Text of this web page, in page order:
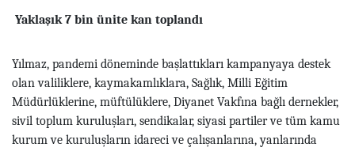
Yaklaşık 7 bin ünite kan toplandı
Yılmaz, pandemi döneminde başlattıkları kampanyaya destek
olan valiliklere, kaymakamlıklara, Sağlık, Milli Eğitim
Müdürlüklerine, müftülüklere, Diyanet Vakfına bağlı dernekler,
sivil toplum kuruluşları, sendikalar, siyasi partiler ve tüm kamu
kurum ve kuruluşların idareci ve çalışanlarına, yanlarında